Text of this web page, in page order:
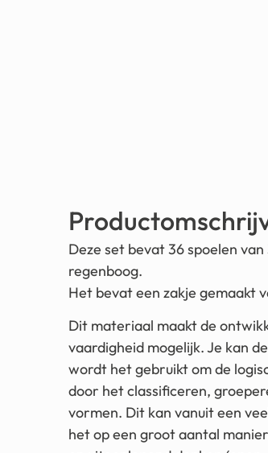
Deze set bevat 36 spoelen
regenboog.
Het bevat een zakje gemaakt
Dit materiaal maakt de
vaardigheid mogelijk. Je kan
wordt het gebruikt om de
door het classificeren,
vormen. Dit kan vanuit een
het op een groot aantal